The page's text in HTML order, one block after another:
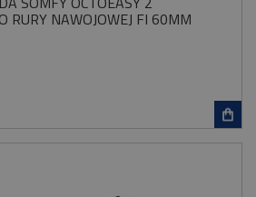
RURY NAWOJOWEJ FI 60MM